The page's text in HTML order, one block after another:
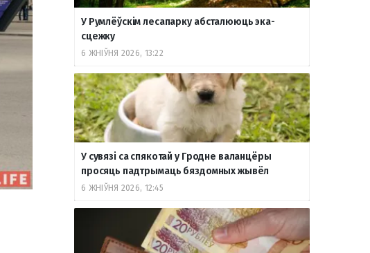
У Румлёўскім лесапарку абсталююць эка-
сцежку
6 ЖНІЎНЯ 2026, 13:22
У сувязі са спякотай у Гродне валанцёры
просяць падтрымаць бяздомных жывёл
6 ЖНІЎНЯ 2026, 12:45